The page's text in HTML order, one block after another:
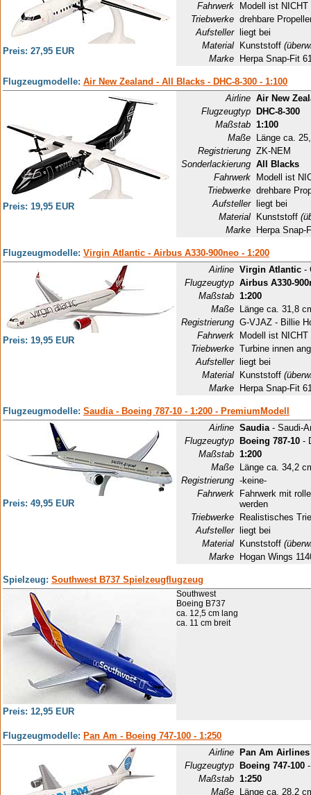
Preis: 27,95 EUR
Fahrwerk
Modell ist
Triebwerke drehbare
Aufsteller
liegt bei
Material
Kunststoff
Marke
Herpa Snap-Fit
Flugzeugmodelle: Air New Zealand - All Blacks - DHC-8-300 - 1:100
Preis: 19,95 EUR
Airline Air New
Flugzeugtyp
DHC-8-300
Maßstab 1:100
Maße
Länge ca.
Registrierung ZK-NEM
Sonderlackierung All Blacks
Fahrwerk
Modell ist
Triebwerke drehbare
Aufsteller
liegt bei
Material
Kunststoff
Marke
Herpa Snap-
Flugzeugmodelle: Virgin Atlantic - Airbus A330-900neo - 1:200
Preis: 19,95 EUR
Airline Virgin Atlantic -
Flugzeugtyp Airbus A330-
Maßstab 1:200
Maße
Länge ca. 31,8
Registrierung G-VJAZ - Billie
Fahrwerk
Modell ist
Triebwerke Turbine innen
Aufsteller
liegt bei
Material
Kunststoff
Marke
Herpa Snap-Fit
Flugzeugmodelle: Saudia - Boeing 787-10 - 1:200 - PremiumModell
Preis: 49,95 EUR
Airline Saudia- Saudi-
Flugzeugtyp
Boeing 787-10 -
Maßstab 1:200
Maße
Länge ca. 34,2
Registrierung -keine-
Fahrwerk
Fahrwerk mit
werden
Triebwerke
Realistisches
Aufsteller
liegt bei
Material
Kunststoff
Marke
Hogan Wings
Spielzeug: Southwest B737 Spielzeugflugzeug
Preis: 12,95 EUR
Southwest
Boeing B737
ca. 12,5 cm lang
ca. 11 cm breit
Flugzeugmodelle: Pan Am - Boeing 747-100 - 1:250
Airline
Pan Am Airlines
Flugzeugtyp
Boeing 747-100
Maßstab 1:250
Maße
Länge ca. 28,2